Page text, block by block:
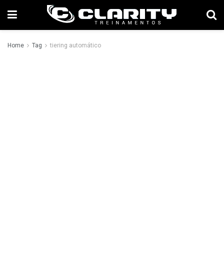
Home Tag tiering automático